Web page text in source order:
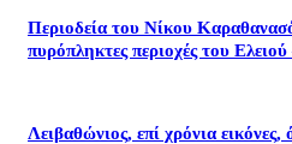
Περιοδεία του Νίκου
πυρόπληκτες περιοχές του
Λειβαθώνιος, επί χρόνια